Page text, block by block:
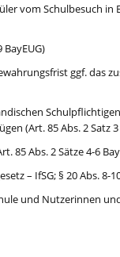
vom Schulbesuch in
ggf. das
(Art. 85 Abs. 2 Satz 3
85 Abs. 2 Sätze 4-6
– IfSG; § 20 Abs. 8-
und Nutzerinnen